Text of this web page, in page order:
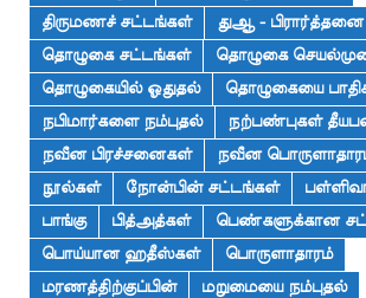
திருமணச் சட்டங்கள்
துஆ - பிரார்த்தனை
தொழுகை சட்டங்கள்
தொழுகை
தொழுகையில் ஓதுதல்
தொழுகையை
நபிமார்களை நம்புதல்
நற்பண்புகள்
நவீன பிரச்சனைகள்
நவீன
நூல்கள்
நோன்பின் சட்டங்கள்
பாங்கு
பித்அத்கள்
பெண்களுக்கான
பொய்யான ஹதீஸ்கள்
பொருளாதாரம்
மரணத்திற்குப்பின்
மறுமையை நம்புதல்